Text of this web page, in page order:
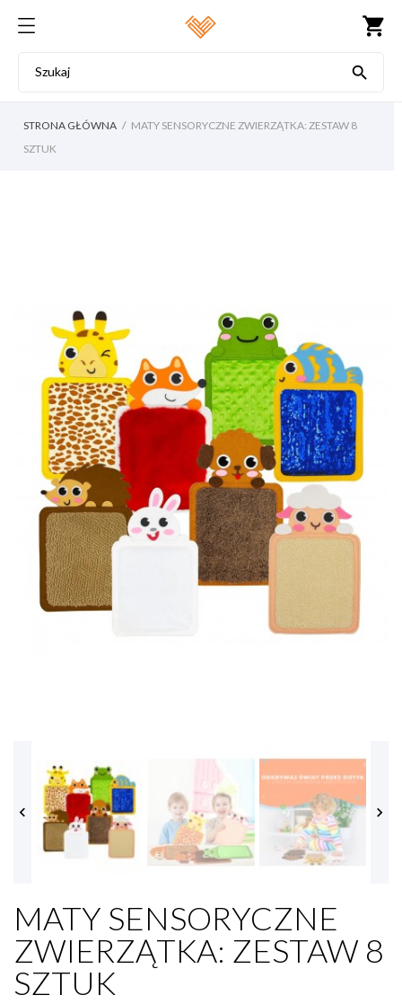
shopping_cart

STRONA GŁÓWNA
MATY SENSORYCZNE ZWIERZĄTKA: ZESTAW 8
SZTUK
 
MATY SENSORYCZNE
ZWIERZĄTKA: ZESTAW 8
SZTUK